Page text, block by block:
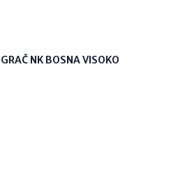
NK BOSNA VISOKO